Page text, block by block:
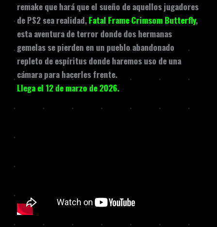
remake que hará que el sueño de aquellos jugadores
de PS2 sea realidad, Fatal Frame Crimsom Butterfly,
esta aventura de terror donde dos hermanas
gemelas se pierden en un pueblo abandonado
repleto de espíritus donde haremos uso de una
cámara para hacerles frente.
Llega el 12 de marzo de 2026.